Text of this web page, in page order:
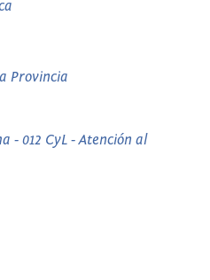
Provincia
- 012 CyL - Atención al